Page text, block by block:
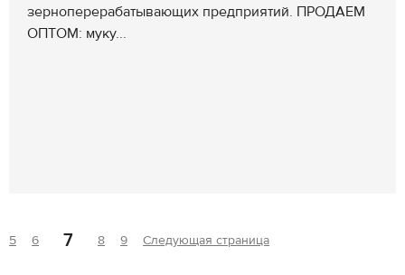
зерноперерабатывающих предприятий. ПРОДАЕМ
ОПТОМ: муку...
5 6 7 8 9 Следующая страница